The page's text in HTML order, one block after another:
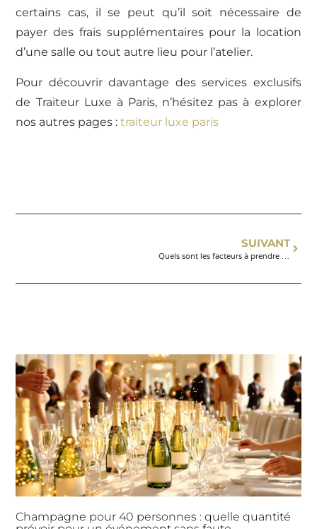
certains cas, il se peut qu’il soit nécessaire de
payer des frais supplémentaires pour la location
d’une salle ou tout autre lieu pour l’atelier.
Pour découvrir davantage des services exclusifs
de Traiteur Luxe à Paris, n’hésitez pas à explorer
nos autres pages :traiteur luxe paris
SUIVANT
Quels sont les facteurs à prendre en compte pour établir un budget traiteur par personne ?
Champagne pour 40 personnes : quelle quantité